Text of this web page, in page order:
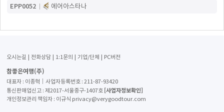
EPP0052 에어아스타나
오시는길 전화상담 1:1문의 기업/단체 PC버전
참좋은여행(주)
대표자 : 이종혁│사업자등록번호 : 211-87-93420
통신판매업신고 : 제2017-서울중구-1407호 [사업자정보확인]
개인정보관리 책임자 : 이규식 privacy@verygoodtour.com